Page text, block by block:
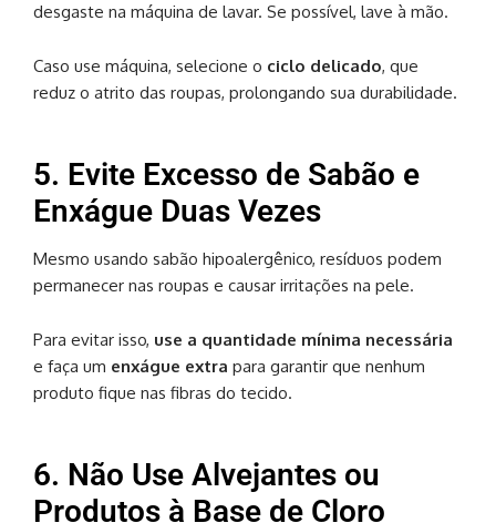
desgaste na máquina de lavar. Se possível, lave à mão.
Caso use máquina, selecione o ciclo delicado, que
reduz o atrito das roupas, prolongando sua durabilidade.
5. Evite Excesso de Sabão e
Enxágue Duas Vezes
Mesmo usando sabão hipoalergênico, resíduos podem
permanecer nas roupas e causar irritações na pele.
Para evitar isso, use a quantidade mínima necessária
e faça um enxágue extra para garantir que nenhum
produto fique nas fibras do tecido.
6. Não Use Alvejantes ou
Produtos à Base de Cloro